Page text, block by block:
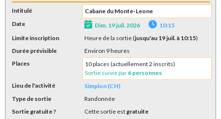
Intitulé
Cabane du Monte-Leone
Date
Dim. 19 juil. 2026
10:15
Limite inscription
Heure de la sortie (jusqu'au 19 juil. à 10:15)
Durée prévisible
Environ 9 heures
Places
10 places (actuellement 2 inscrits)
Sortie suivie par 6 personnes
Lieu de l'activité
Simplon (CH)
Type de sortie
Randonnée
Sortie gratuite ?
Cette sortie est gratuite